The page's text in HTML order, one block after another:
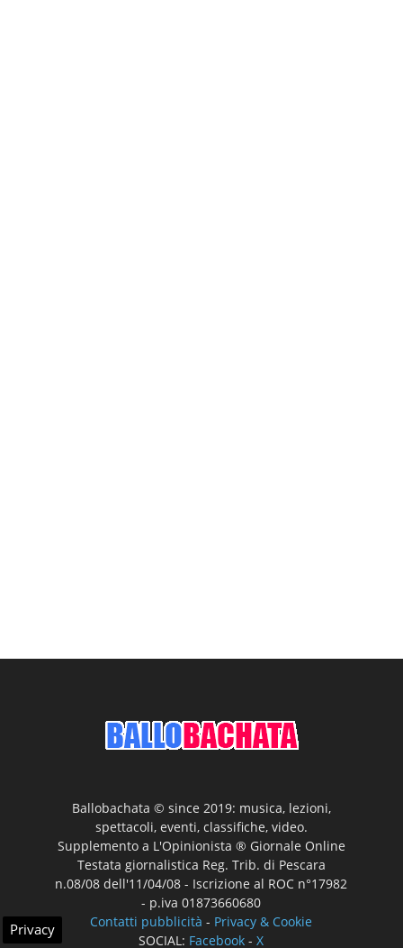
Ballobachata © since 2019: musica, lezioni,
spettacoli, eventi, classifiche, video.
Supplemento a L'Opinionista ® Giornale Online
Testata giornalistica Reg. Trib. di Pescara
n.08/08 dell'11/04/08 - Iscrizione al ROC n°17982
- p.iva 01873660680
Contatti pubblicità - Privacy & Cookie
SOCIAL: Facebook -X
Privacy